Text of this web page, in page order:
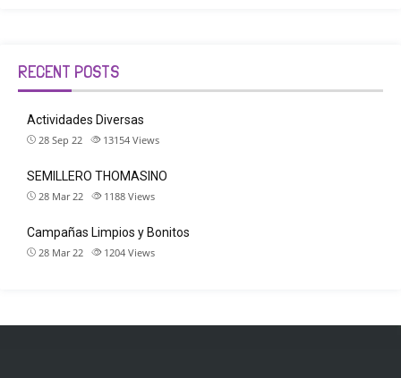
RECENT POSTS
Actividades Diversas
28 Sep 22 13154 Views
SEMILLERO THOMASINO
28 Mar 22 1188 Views
Campañas Limpios y Bonitos
28 Mar 22 1204 Views